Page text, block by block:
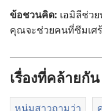
ข้อ​ชวน​คิด: เอมิลี​ช่ว
คุณ​จะ​ช่วย​คน​ที่​ซึมเศร้
เรื่องที่คล้ายกัน
หนุ่มสาวถามว่า